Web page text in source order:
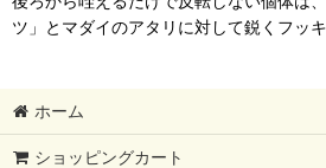
ツ」とマダイのアタリに対して鋭くフッ
ホーム
ショッピングカート